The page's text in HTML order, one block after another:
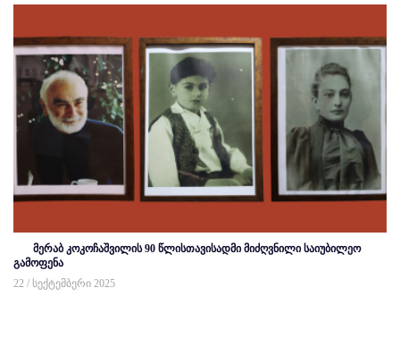
მერაბ კოკოჩაშვილის 90 წლისთავისადმი მიძღვნილი საიუბილეო
გამოფენა
22 / სექტემბერი 2025